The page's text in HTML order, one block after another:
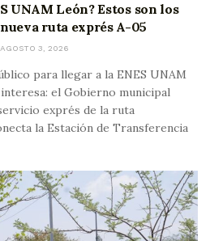
UNAM León? Estos son los
ruta exprés A-05
AGOSTO 3, 2026
para llegar a la ENES UNAM
el Gobierno municipal
exprés de la ruta
la Estación de Transferencia